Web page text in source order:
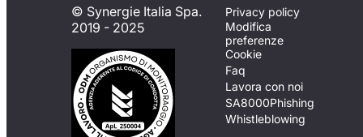
© Synergie Italia Spa.
2019 - 2025
Privacy policy
Modifica
preferenze
Cookie
Faq
Lavora con noi
SA8000Phishing
Whistleblowing